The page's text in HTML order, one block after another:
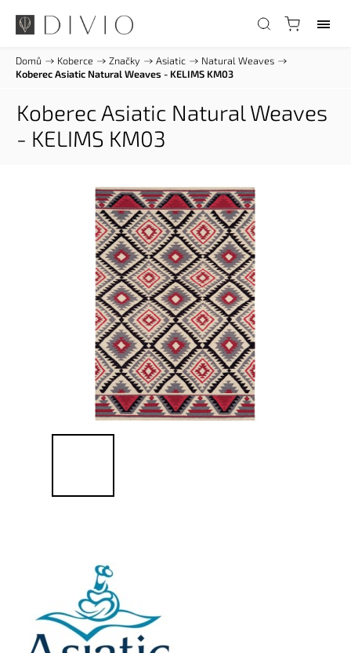
Domů / Koberce / Značky / Asiatic / Natural Weaves /
Koberec Asiatic Natural Weaves - KELIMS KM03
Koberec Asiatic Natural Weaves
- KELIMS KM03